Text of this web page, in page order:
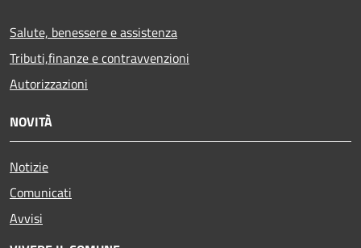
Salute, benessere e assistenza
Tributi,finanze e contravvenzioni
Autorizzazioni
NOVITÀ
Notizie
Comunicati
Avvisi